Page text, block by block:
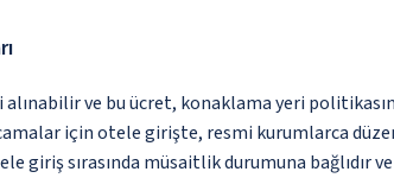
alınabilir ve bu ücret, konaklama yeri
için otele girişte, resmi kurumlarca
giriş sırasında müsaitlik durumuna